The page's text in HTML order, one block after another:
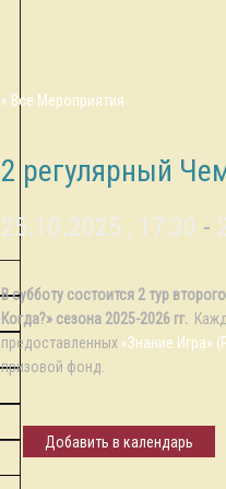
« Все Мероприятия
2 регулярный
25.10.2025 , 17:30 -
В субботу состоится 2 тур
Когда?» сезона 2025-2026 гг.
предоставленных «Знание.Игра»
призовой фонд.
Добавить в календарь